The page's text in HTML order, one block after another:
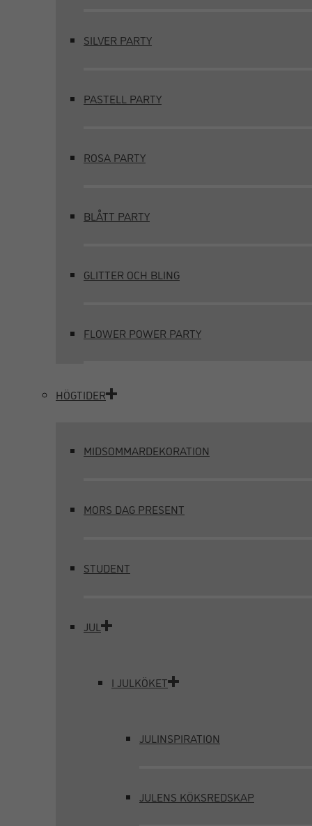
SILVER PARTY
PASTELL PARTY
ROSA PARTY
BLÅTT PARTY
GLITTER OCH BLING
FLOWER POWER PARTY
HÖGTIDER
MIDSOMMARDEKORATION
MORS DAG PRESENT
STUDENT
JUL
I JULKÖKET
JULINSPIRATION
JULENS KÖKSREDSKAP